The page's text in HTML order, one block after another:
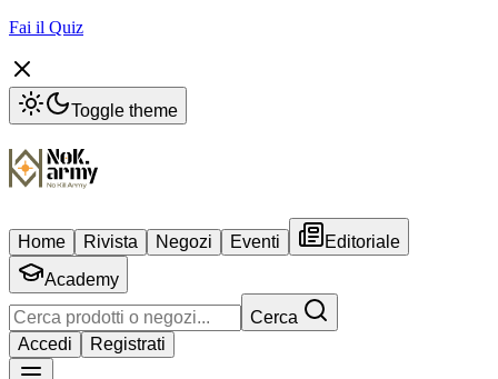
Fai il Quiz
Toggle theme
Home Rivista Negozi Eventi
Editoriale
Academy
Cerca
Accedi
Registrati